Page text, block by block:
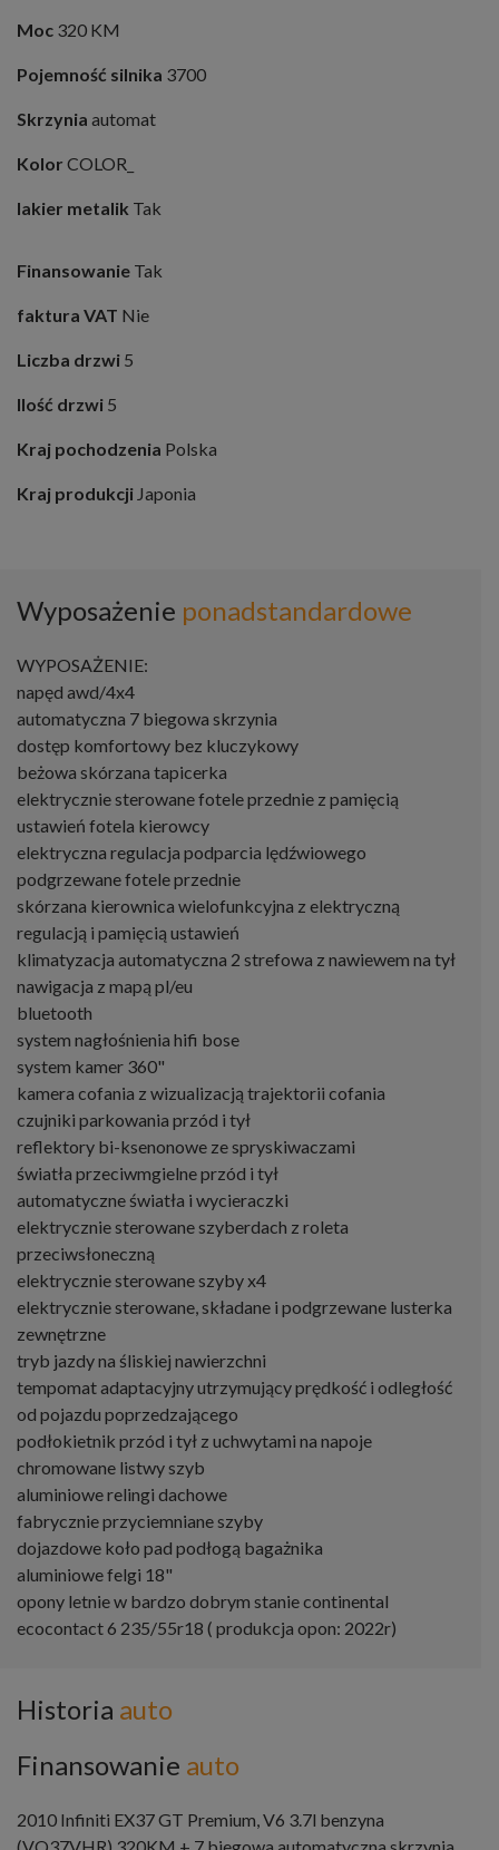
Moc 320 KM
Pojemność silnika 3700
Skrzynia automat
Kolor COLOR_
lakier metalik Tak
Finansowanie Tak
faktura VAT Nie
Liczba drzwi 5
Ilość drzwi 5
Kraj pochodzenia Polska
Kraj produkcji Japonia
Wyposażenie ponadstandardowe
WYPOSAŻENIE:
napęd awd/4x4
automatyczna 7 biegowa skrzynia
dostęp komfortowy bez kluczykowy
beżowa skórzana tapicerka
elektrycznie sterowane fotele przednie z pamięcią
ustawień fotela kierowcy
elektryczna regulacja podparcia lędźwiowego
podgrzewane fotele przednie
skórzana kierownica wielofunkcyjna z elektryczną
regulacją i pamięcią ustawień
klimatyzacja automatyczna 2 strefowa z nawiewem na tył
nawigacja z mapą pl/eu
bluetooth
system nagłośnienia hifi bose
system kamer 360"
kamera cofania z wizualizacją trajektorii cofania
czujniki parkowania przód i tył
reflektory bi-ksenonowe ze spryskiwaczami
światła przeciwmgielne przód i tył
automatyczne światła i wycieraczki
elektrycznie sterowane szyberdach z roleta
przeciwsłoneczną
elektrycznie sterowane szyby x4
elektrycznie sterowane, składane i podgrzewane lusterka
zewnętrzne
tryb jazdy na śliskiej nawierzchni
tempomat adaptacyjny utrzymujący prędkość i odległość
od pojazdu poprzedzającego
podłokietnik przód i tył z uchwytami na napoje
chromowane listwy szyb
aluminiowe relingi dachowe
fabrycznie przyciemniane szyby
dojazdowe koło pad podłogą bagażnika
aluminiowe felgi 18"
opony letnie w bardzo dobrym stanie continental
ecocontact 6 235/55r18 ( produkcja opon: 2022r)
Historia auto
Finansowanie auto
2010 Infiniti EX37 GT Premium, V6 3.7l benzyna